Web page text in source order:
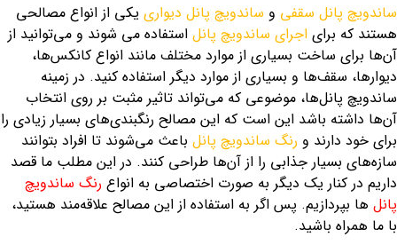
ساندویچ پانل‌ سقفی و ساندویچ پانل دیواری یکی از انواع مصالحی
هستند که برای اجرای ساندویچ پانل استفاده می شوند و می‌توانید از
آن‌ها برای ساخت بسیاری از موارد مختلف مانند انواع کانکس‌ها،
دیوارها، سقف‌ها و بسیاری از موارد دیگر استفاده کنید. در زمینه
ساندویچ پانل‌ها، موضوعی که می‌تواند تاثیر مثبت بر روی انتخاب‌
آن‌ها داشته باشد این است که این مصالح رنگبندی‌های بسیار زیادی را
برای خود دارند و رنگ ساندویچ پانل باعث می‌شوند تا افراد بتوانند
سازه‌های بسیار جذابی را از آن‌ها طراحی کنند. در این مطلب ما قصد
داریم در کنار یک دیگر به صورت اختصاصی به انواع رنگ ساندویچ
پانل ها بپردازیم. پس اگر به استفاده از این مصالح علاقه‌مند هستید،
با ما همراه باشید.